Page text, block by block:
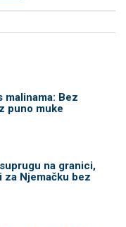
malinama: Bez
puno muke
na granici,
za Njemačku bez